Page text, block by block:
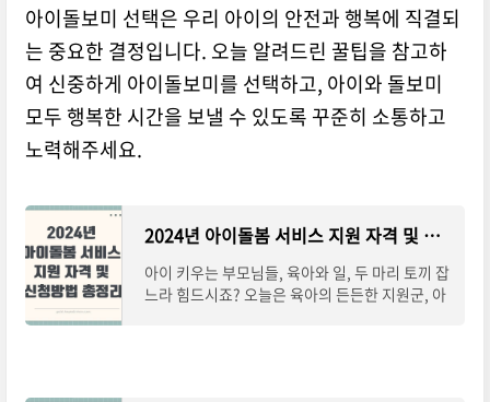
아이돌보미 선택은 우리 아이의 안전과 행복에 직결되
는 중요한 결정입니다. 오늘 알려드린 꿀팁을 참고하
여 신중하게 아이돌보미를 선택하고, 아이와 돌보미
모두 행복한 시간을 보낼 수 있도록 꾸준히 소통하고
노력해주세요.
2024년 아이돌봄 서비스 지원 자격 및 신청방법 총정리
아이 키우는 부모님들, 육아와 일, 두 마리 토끼 잡
느라 힘드시죠? 오늘은 육아의 든든한 지원군, 아